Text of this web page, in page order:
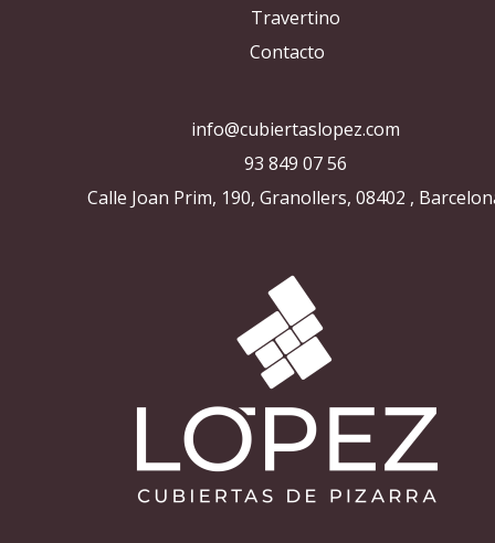
Travertino
Contacto
info@cubiertaslopez.com
93 849 07 56
Calle Joan Prim, 190, Granollers, 08402 ,